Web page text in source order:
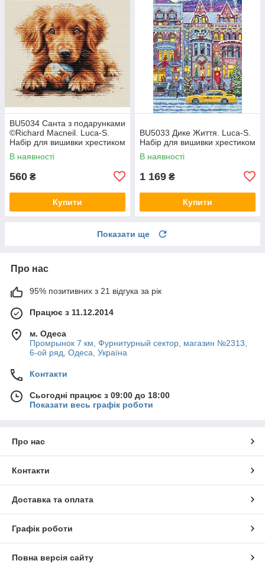
BU5034 Санта з подарунками
©Richard Macneil. Luca-S.
Набір для вишивки хрестиком
В наявності
560 ₴
Купити
BU5033 Дике Життя. Luca-S.
Набір для вишивки хрестиком
В наявності
1 169 ₴
Купити
Показати ще
Про нас
95% позитивних з 21 відгука за рік
Працює з 11.12.2014
м. Одеса
Промрынок 7 км, Фурнитурный сектор, магазин №2313,
6-ой ряд, Одеса, Україна
Контакти
Сьогодні працює з 09:00 до 18:00
Показати весь графік роботи
Про нас
Контакти
Доставка та оплата
Графік роботи
Повна версія сайту